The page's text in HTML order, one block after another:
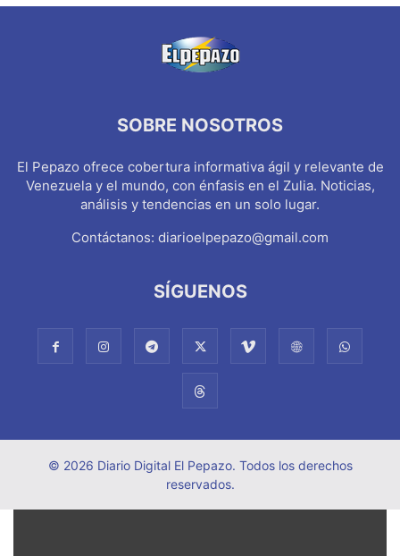
SOBRE NOSOTROS
El Pepazo ofrece cobertura informativa ágil y relevante de
Venezuela y el mundo, con énfasis en el Zulia. Noticias,
análisis y tendencias en un solo lugar.
Contáctanos: diarioelpepazo@gmail.com
SÍGUENOS
© 2026 Diario Digital El Pepazo. Todos los derechos
reservados.